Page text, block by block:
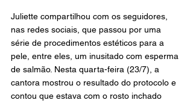
Juliette compartilhou com os seguidores,
nas redes sociais, que passou por uma
série de procedimentos estéticos para a
pele, entre eles, um inusitado com esperma
de salmão. Nesta quarta-feira (23/7), a
cantora mostrou o resultado do protocolo e
contou que estava com o rosto inchado